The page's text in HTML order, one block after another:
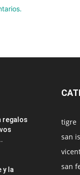
regalos
y la
tigre
san
san